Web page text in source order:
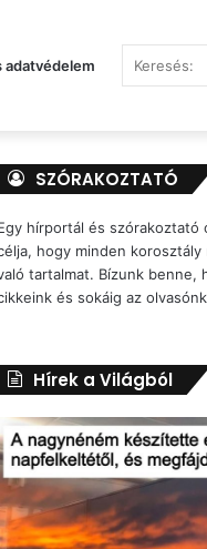
adatvédelem
SZÓRAKOZTATÓ
hírportál és szórakoztató
hogy minden korosztály
tartalmat. Bízunk benne,
és sokáig az
Hírek a Világból